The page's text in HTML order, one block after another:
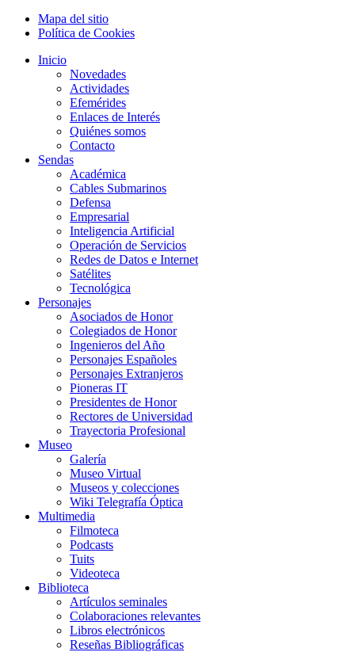
Mapa del sitio
Política de Cookies
Inicio
Novedades
Actividades
Efemérides
Enlaces de Interés
Quiénes somos
Contacto
Sendas
Académica
Cables Submarinos
Defensa
Empresarial
Inteligencia Artificial
Operación de Servicios
Redes de Datos e Internet
Satélites
Tecnológica
Personajes
Asociados de Honor
Colegiados de Honor
Ingenieros del Año
Personajes Españoles
Personajes Extranjeros
Pioneras IT
Presidentes de Honor
Rectores de Universidad
Trayectoria Profesional
Museo
Galería
Museo Virtual
Museos y colecciones
Wiki Telegrafía Óptica
Multimedia
Filmoteca
Podcasts
Tuits
Videoteca
Biblioteca
Artículos seminales
Colaboraciones relevantes
Libros electrónicos
Reseñas Bibliográficas